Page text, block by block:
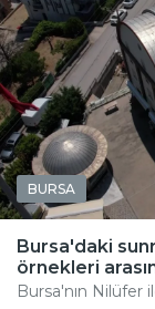
BURSA
Bursa'daki
örnekleri
Bursa'nın Nilüfer